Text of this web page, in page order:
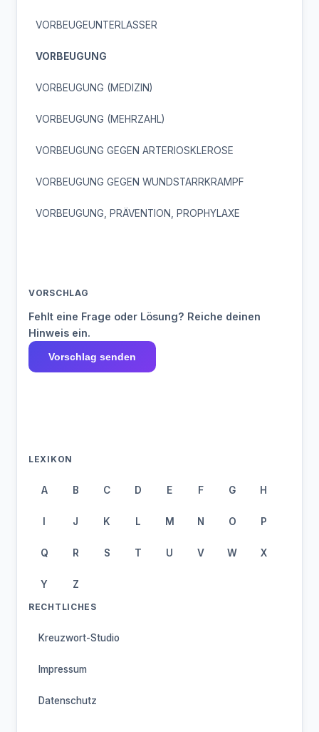
VORBEUGEUNTERLASSER
VORBEUGUNG
VORBEUGUNG (MEDIZIN)
VORBEUGUNG (MEHRZAHL)
VORBEUGUNG GEGEN ARTERIOSKLEROSE
VORBEUGUNG GEGEN WUNDSTARRKRAMPF
VORBEUGUNG, PRÄVENTION, PROPHYLAXE
VORSCHLAG
Fehlt eine Frage oder Lösung? Reiche deinen
Hinweis ein.
Vorschlag senden
LEXIKON
A B C D E F G H
I J K L M N O P
Q R S T U V W X
Y Z
RECHTLICHES
Kreuzwort-Studio
Impressum
Datenschutz